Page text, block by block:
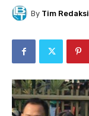
By Tim Redaksi